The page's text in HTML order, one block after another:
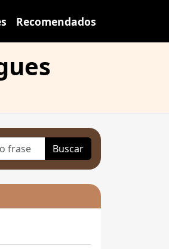
Recomendados
Buscar